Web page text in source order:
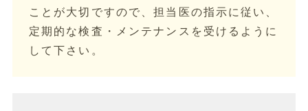
ことが大切ですので、担当医の指示に従い、
定期的な検査・メンテナンスを受けるように
して下さい。